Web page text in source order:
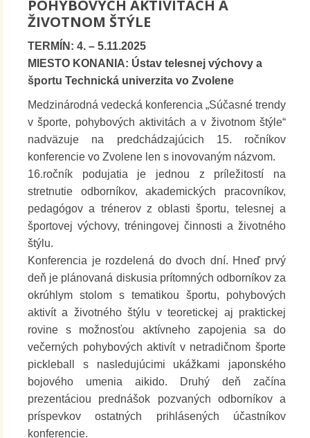
POHYBOVÝCH AKTIVITÁCH A
ŽIVOTNOM ŠTÝLE
TERMÍN: 4. – 5.11.2025
MIESTO KONANIA: Ústav telesnej výchovy a
športu Technická univerzita vo Zvolene
Medzinárodná vedecká konferencia „Súčasné trendy
v športe, pohybových aktivitách a v životnom štýle“
nadväzuje na predchádzajúcich 15. ročníkov
konferencie vo Zvolene len s inovovaným názvom.
16.ročník podujatia je jednou z príležitostí na
stretnutie odborníkov, akademických pracovníkov,
pedagógov a trénerov z oblasti športu, telesnej a
športovej výchovy, tréningovej činnosti a životného
štýlu.
Konferencia je rozdelená do dvoch dní. Hneď prvý
deň je plánovaná diskusia prítomných odborníkov za
okrúhlym stolom s tematikou športu, pohybových
aktivít a životného štýlu v teoretickej aj praktickej
rovine s možnosťou aktívneho zapojenia sa do
večerných pohybových aktivít v netradičnom športe
pickleball s nasledujúcimi ukážkami japonského
bojového umenia aikido. Druhý deň začína
prezentáciou prednášok pozvaných odborníkov a
príspevkov ostatných prihlásených účastníkov
konferencie.